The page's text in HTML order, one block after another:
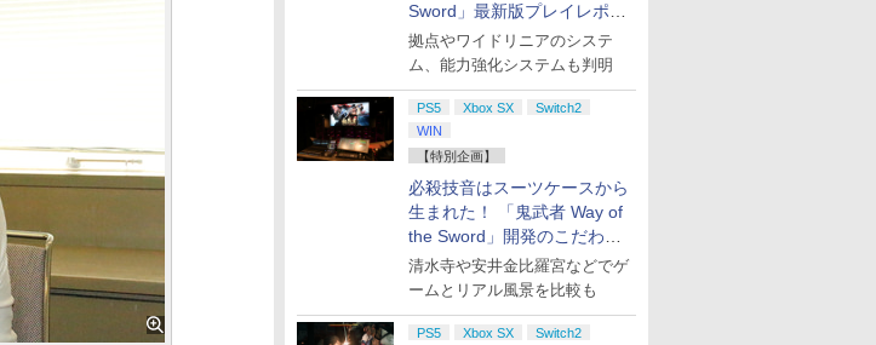
Sword」最新版プレイレポー
ト
拠点やワイドリニアのシステ
ム、能力強化システムも判明
PS5 Xbox SX
Switch2
WIN
【特別企画】
必殺技音はスーツケースから
生まれた！ 「鬼武者 Way of
the Sword」開発のこだわり
を目撃！
清水寺や安井金比羅宮などでゲ
ームとリアル風景を比較も
PS5 Xbox SX
Switch2